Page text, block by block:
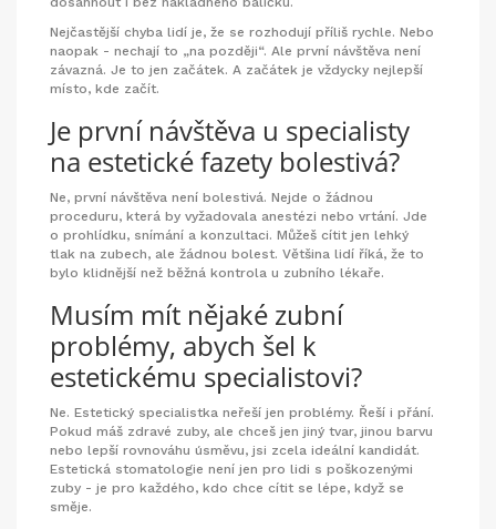
Nejčastější chyba lidí je, že se rozhodují příliš rychle. Nebo
naopak - nechají to „na později“. Ale první návštěva není
závazná. Je to jen začátek. A začátek je vždycky nejlepší
místo, kde začít.
Je první návštěva u specialisty
na estetické fazety bolestivá?
Ne, první návštěva není bolestivá. Nejde o žádnou
proceduru, která by vyžadovala anestézi nebo vrtání. Jde
o prohlídku, snímání a konzultaci. Můžeš cítit jen lehký
tlak na zubech, ale žádnou bolest. Většina lidí říká, že to
bylo klidnější než běžná kontrola u zubního lékaře.
Musím mít nějaké zubní
problémy, abych šel k
estetickému specialistovi?
Ne. Estetický specialistka neřeší jen problémy. Řeší i přání.
Pokud máš zdravé zuby, ale chceš jen jiný tvar, jinou barvu
nebo lepší rovnováhu úsměvu, jsi zcela ideální kandidát.
Estetická stomatologie není jen pro lidi s poškozenými
zuby - je pro každého, kdo chce cítit se lépe, když se
směje.